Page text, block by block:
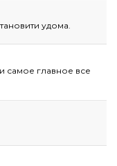
удома.
самое главное все